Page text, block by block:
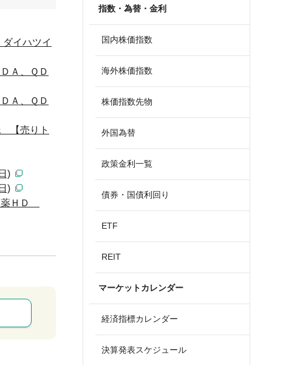
イハツイ
Ａ、ＱＤ
Ａ、ＱＤ
【売りト
)
)
薬ＨＤ
指数・為替・金利
国内株価指数
海外株価指数
株価指数先物
外国為替
政策金利一覧
債券・国債利回り
ETF
REIT
マーケットカレンダー
経済指標カレンダー
決算発表スケジュール